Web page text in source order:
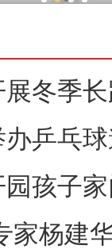
冬季
乒乓
孩子
家杨建